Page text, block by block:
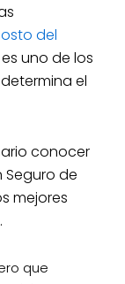
del
es uno de los
el
conocer
de
mejores
que